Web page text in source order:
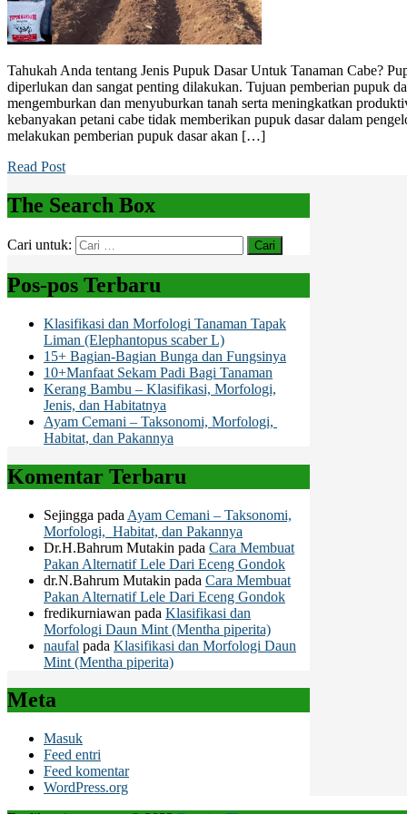
Tahukah Anda tentang Jenis Pupuk Dasar Untuk Tanaman Cabe?
diperlukan dan sangat penting dilakukan. Tujuan pemberian pupuk
mengemburkan dan menyuburkan tanah serta meningkatkan
kebanyakan petani cabe tidak memberikan pupuk dasar dalam
melakukan pemberian pupuk dasar akan […]
Read Post
The Search Box
Cari untuk:
Pos-pos Terbaru
Klasifikasi dan Morfologi Tanaman Tapak
Liman (Elephantopus scaber L)
15+ Bagian-Bagian Bunga dan Fungsinya
10+Manfaat Sekam Padi Bagi Tanaman
Kerang Bambu – Klasifikasi, Morfologi,
Jenis, dan Habitatnya
Ayam Cemani – Taksonomi, Morfologi,
Habitat, dan Pakannya
Komentar Terbaru
Sejingga pada Ayam Cemani – Taksonomi,
Morfologi, Habitat, dan Pakannya
Dr.H.Bahrum Mutakin pada Cara Membuat
Pakan Alternatif Lele Dari Eceng Gondok
dr.N.Bahrum Mutakin pada Cara Membuat
Pakan Alternatif Lele Dari Eceng Gondok
fredikurniawan pada Klasifikasi dan
Morfologi Daun Mint (Mentha piperita)
naufal pada Klasifikasi dan Morfologi Daun
Mint (Mentha piperita)
Meta
Masuk
Feed entri
Feed komentar
WordPress.org